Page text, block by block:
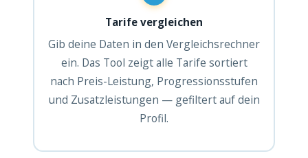
Tarife vergleichen
Gib deine Daten in den Vergleichsrechner
ein. Das Tool zeigt alle Tarife sortiert
nach Preis-Leistung, Progressionsstufen
und Zusatzleistungen — gefiltert auf dein
Profil.